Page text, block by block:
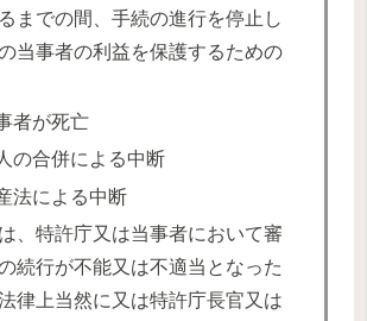
までの間、手続の進行を停止し
当事者の利益を保護するための
者が死亡
の合併による中断
法による中断
、特許庁又は当事者において審
続行が不能又は不適当となった
律上当然に又は特許庁長官又は